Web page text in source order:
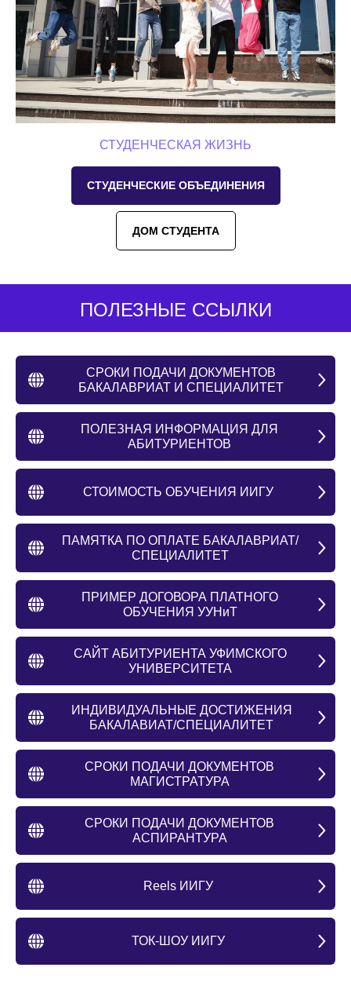
СТУДЕНЧЕСКАЯ ЖИЗНЬ
СТУДЕНЧЕСКИЕ ОБЪЕДИНЕНИЯ
ДОМ СТУДЕНТА
ПОЛЕЗНЫЕ ССЫЛКИ
СРОКИ ПОДАЧИ ДОКУМЕНТОВ
БАКАЛАВРИАТ И СПЕЦИАЛИТЕТ
ПОЛЕЗНАЯ ИНФОРМАЦИЯ ДЛЯ
АБИТУРИЕНТОВ
СТОИМОСТЬ ОБУЧЕНИЯ ИИГУ
ПАМЯТКА ПО ОПЛАТЕ БАКАЛАВРИАТ/
СПЕЦИАЛИТЕТ
ПРИМЕР ДОГОВОРА ПЛАТНОГО
ОБУЧЕНИЯ УУНиТ
САЙТ АБИТУРИЕНТА УФИМСКОГО
УНИВЕРСИТЕТА
ИНДИВИДУАЛЬНЫЕ ДОСТИЖЕНИЯ
БАКАЛАВИАТ/СПЕЦИАЛИТЕТ
СРОКИ ПОДАЧИ ДОКУМЕНТОВ
МАГИСТРАТУРА
СРОКИ ПОДАЧИ ДОКУМЕНТОВ
АСПИРАНТУРА
Reels ИИГУ
ТОК-ШОУ ИИГУ